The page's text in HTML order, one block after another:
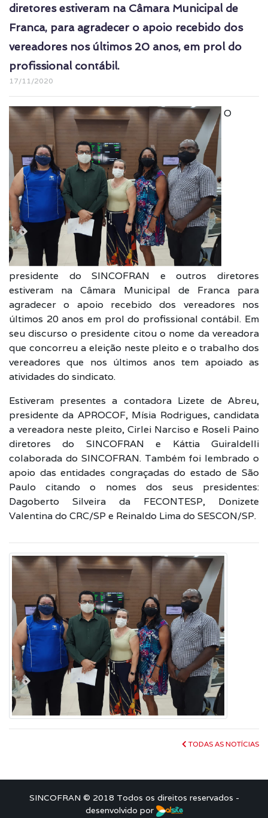
diretores estiveram na Câmara Municipal de
Franca, para agradecer o apoio recebido dos
vereadores nos últimos 20 anos, em prol do
profissional contábil.
17/11/2020
O
presidente do SINCOFRAN e outros diretores
estiveram na Câmara Municipal de Franca para
agradecer o apoio recebido dos vereadores nos
últimos 20 anos em prol do profissional contábil. Em
seu discurso o presidente citou o nome da vereadora
que concorreu a eleição neste pleito e o trabalho dos
vereadores que nos últimos anos tem apoiado as
atividades do sindicato.
Estiveram presentes a contadora Lizete de Abreu,
presidente da APROCOF, Mísia Rodrigues, candidata
a vereadora neste pleito, Cirlei Narciso e Roseli Paino
diretores do SINCOFRAN e Káttia Guiraldelli
colaborada do SINCOFRAN. Também foi lembrado o
apoio das entidades congraçadas do estado de São
Paulo citando o nomes dos seus presidentes:
Dagoberto Silveira da FECONTESP, Donizete
Valentina do CRC/SP e Reinaldo Lima do SESCON/SP.
TODAS AS NOTÍCIAS
SINCOFRAN © 2018 Todos os direitos reservados -
desenvolvido por